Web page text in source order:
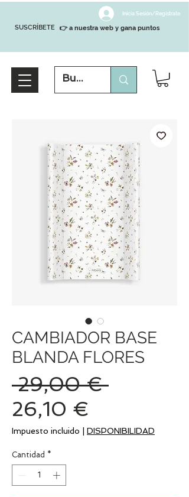
SUSCRÍBETE
Inicia Sesión/Regístrate
👉 a nuestra web y gana puntos
CAMBIADOR BASE
BLANDA FLORES
29,00 € Precio
26,10 €
de
Impuesto incluido DISPONIBILIDAD
Cantidad *